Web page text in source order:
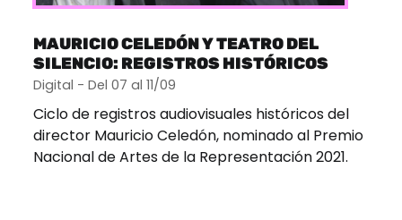
MAURICIO CELEDÓN Y TEATRO DEL
SILENCIO: REGISTROS HISTÓRICOS
Digital - Del 07 al 11/09
Ciclo de registros audiovisuales históricos del
director Mauricio Celedón, nominado al Premio
Nacional de Artes de la Representación 2021.